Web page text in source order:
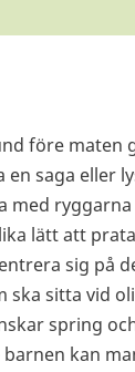
före maten
en saga eller
med
lätt att
sig på
ska sitta vid
spring
kan